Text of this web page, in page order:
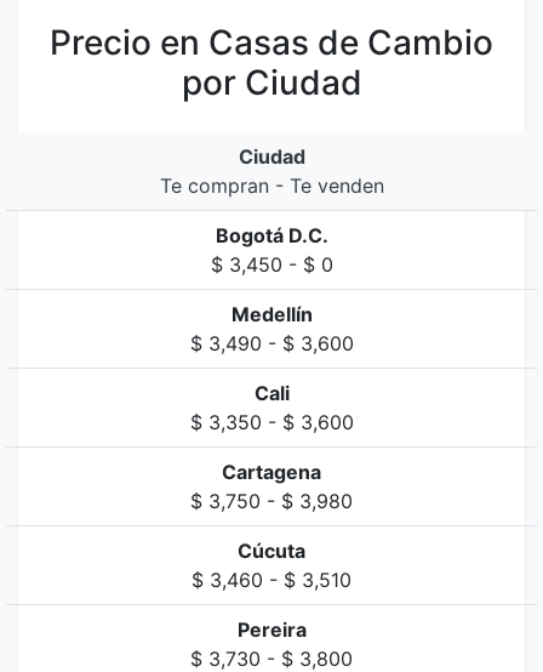
Precio en Casas de Cambio
por Ciudad
Ciudad
Te compran - Te venden
Bogotá D.C.
$ 3,450 - $ 0
Medellín
$ 3,490 - $ 3,600
Cali
$ 3,350 - $ 3,600
Cartagena
$ 3,750 - $ 3,980
Cúcuta
$ 3,460 - $ 3,510
Pereira
$ 3,730 - $ 3,800